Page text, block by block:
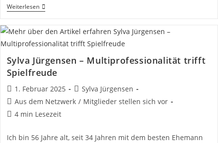
WeiterlesenPflanzenflüsterin
Mit
Leidenschaft
Teresa
Sylva Jürgensen – Multiprofessionalität trifft
Spielfreude
Beitrag
veröffentlicht:
1. Februar 2025
Beitrags-
Autor:
Sylva Jürgensen
Beitrags-
Kategorie:
Aus dem Netzwerk / Mitglieder stellen sich vor
Lesedauer:
4 min Lesezeit
Ich bin 56 Jahre alt, seit 34 Jahren mit dem besten Ehemann